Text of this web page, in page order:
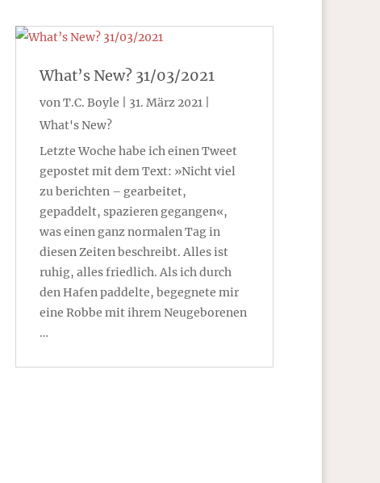
What’s New? 31/03/2021
vonT.C. Boyle 31. März 2021|
What's New?
Letzte Woche habe ich einen Tweet
gepostet mit dem Text: »Nicht viel
zu berichten – gearbeitet,
gepaddelt, spazieren gegangen«,
was einen ganz normalen Tag in
diesen Zeiten beschreibt. Alles ist
ruhig, alles friedlich. Als ich durch
den Hafen paddelte, begegnete mir
eine Robbe mit ihrem Neugeborenen
…